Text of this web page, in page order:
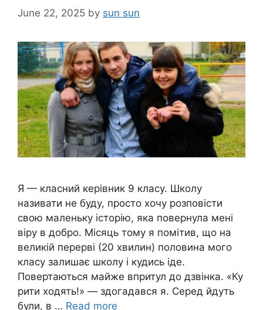
June 22, 2025 by sun sun
Я — класний керівник 9 класу. Школу
називати не буду, просто хочу розповісти
свою маленьку історію, яка повернула мені
віру в добро. Місяць тому я помітив, що на
великій перерві (20 хвилин) половина мого
класу залишає школу і кудись іде.
Повертаються майже впритул до дзвінка. «Ку
рити ходять!» — здогадався я. Серед йдуть
були, в … Read more